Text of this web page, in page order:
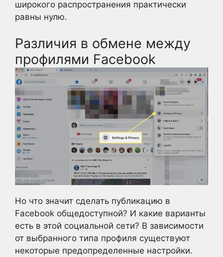
широкого распространения практически
равны нулю.
Различия в обмене между
профилями Facebook
Но что значит сделать публикацию в
Facebook общедоступной? И какие варианты
есть в этой социальной сети? В зависимости
от выбранного типа профиля существуют
некоторые предопределенные настройки.